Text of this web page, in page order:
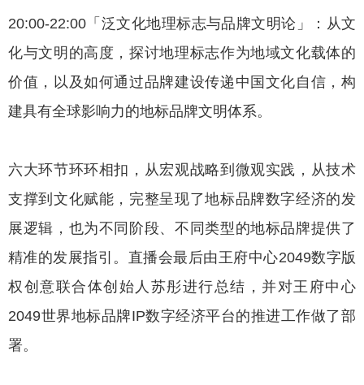
20:00-22:00「泛文化地理标志与品牌文明论」：从文
化与文明的高度，探讨地理标志作为地域文化载体的
价值，以及如何通过品牌建设传递中国文化自信，构
建具有全球影响力的地标品牌文明体系。
六大环节环环相扣，从宏观战略到微观实践，从技术
支撑到文化赋能，完整呈现了地标品牌数字经济的发
展逻辑，也为不同阶段、不同类型的地标品牌提供了
精准的发展指引。直播会最后由王府中心2049数字版
权创意联合体创始人苏彤进行总结，并对王府中心
2049世界地标品牌IP数字经济平台的推进工作做了部
署。